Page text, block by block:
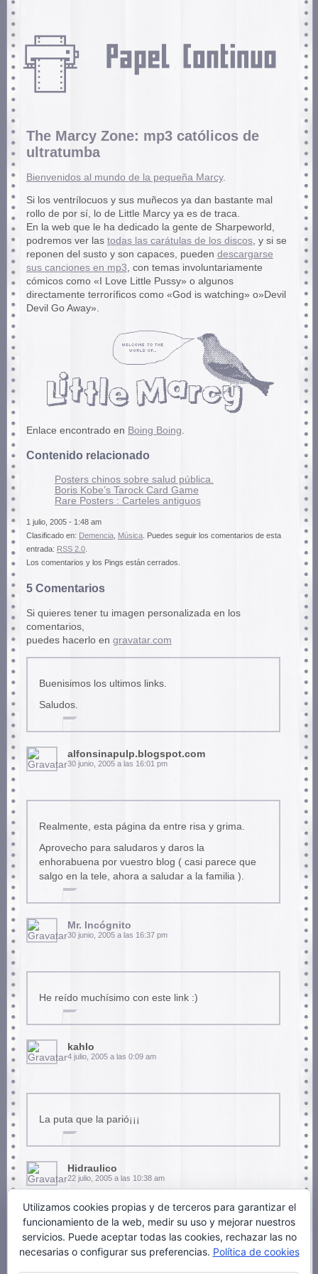
The Marcy Zone: mp3 católicos de
ultratumba
Bienvenidos al mundo de la pequeña Marcy.
Si los ventrílocuos y sus muñecos ya dan bastante mal
rollo de por sí, lo de Little Marcy ya es de traca.
En la web que le ha dedicado la gente de Sharpeworld,
podremos ver las todas las carátulas de los discos, y si se
reponen del susto y son capaces, pueden descargarse
sus canciones en mp3, con temas involuntariamente
cómicos como «I Love Little Pussy» o algunos
directamente terroríficos como «God is watching» o»Devil
Devil Go Away».
Enlace encontrado en Boing Boing.
Contenido relacionado
Posters chinos sobre salud pública.
Boris Kobe’s Tarock Card Game
Rare Posters : Carteles antiguos
1 julio, 2005 - 1:48 am
Clasificado en: Demencia, Música. Puedes seguir los comentarios de esta
entrada: RSS 2.0.
Los comentarios y los Pings están cerrados.
5 Comentarios
Si quieres tener tu imagen personalizada en los
comentarios,
puedes hacerlo en gravatar.com
Buenisimos los ultimos links.
Saludos.
alfonsinapulp.blogspot.com
30 junio, 2005 a las 16:01 pm
Realmente, esta página da entre risa y grima.
Aprovecho para saludaros y daros la
enhorabuena por vuestro blog ( casi parece que
salgo en la tele, ahora a saludar a la familia ).
Mr. Incógnito
30 junio, 2005 a las 16:37 pm
He reído muchísimo con este link :)
kahlo
4 julio, 2005 a las 0:09 am
La puta que la parió¡¡¡
Hidraulico
22 julio, 2005 a las 10:38 am
ola como estas
Utilizamos cookies propias y de terceros para garantizar el
funcionamiento de la web, medir su uso y mejorar nuestros
servicios. Puede aceptar todas las cookies, rechazar las no
necesarias o configurar sus preferencias. Política de cookies